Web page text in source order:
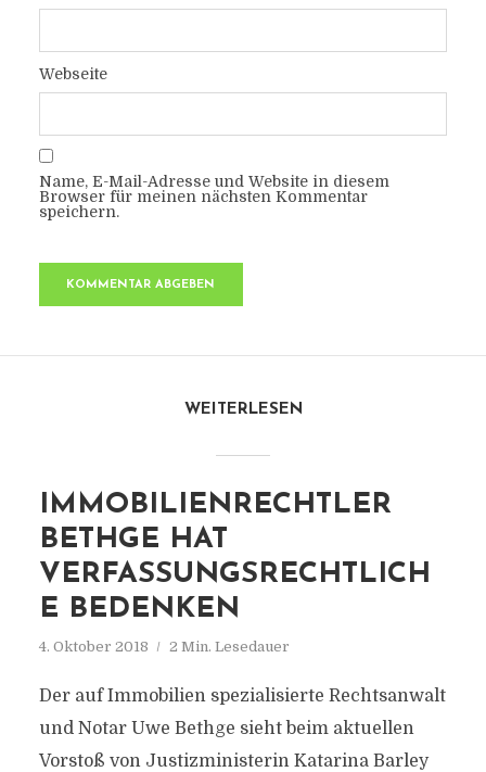
Webseite
Name, E-Mail-Adresse und Website in diesem
Browser für meinen nächsten Kommentar
speichern.
WEITERLESEN
IMMOBILIENRECHTLER
BETHGE HAT
VERFASSUNGSRECHTLICH
E BEDENKEN
4. Oktober 2018 2 Min. Lesedauer
Der auf Immobilien spezialisierte Rechtsanwalt
und Notar Uwe Bethge sieht beim aktuellen
Vorstoß von Justizministerin Katarina Barley